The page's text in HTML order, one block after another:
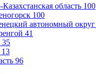
область 100
100
автономный округ
41
35
13
96